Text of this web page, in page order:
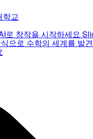
학교
로 창작을 시작하세요
으로 수학의 세계를 발